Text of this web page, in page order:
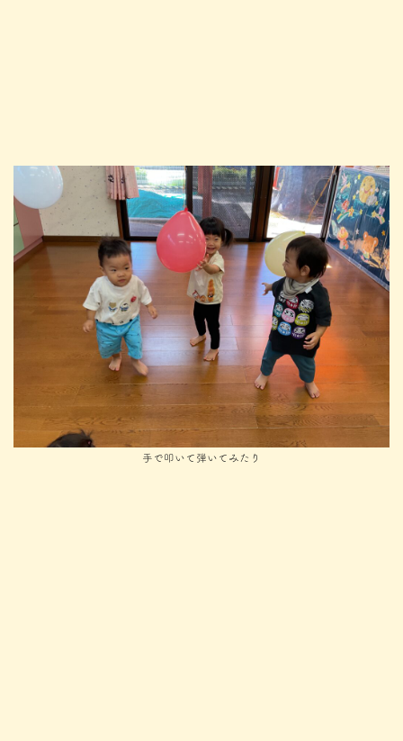
手で叩いて弾いてみたり